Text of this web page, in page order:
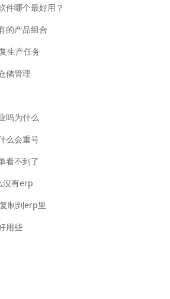
件哪个最好用？
的产品组合
生产任务
储管理
吗为什么
么会重号
看不到了
没有erp
制到erp里
用些